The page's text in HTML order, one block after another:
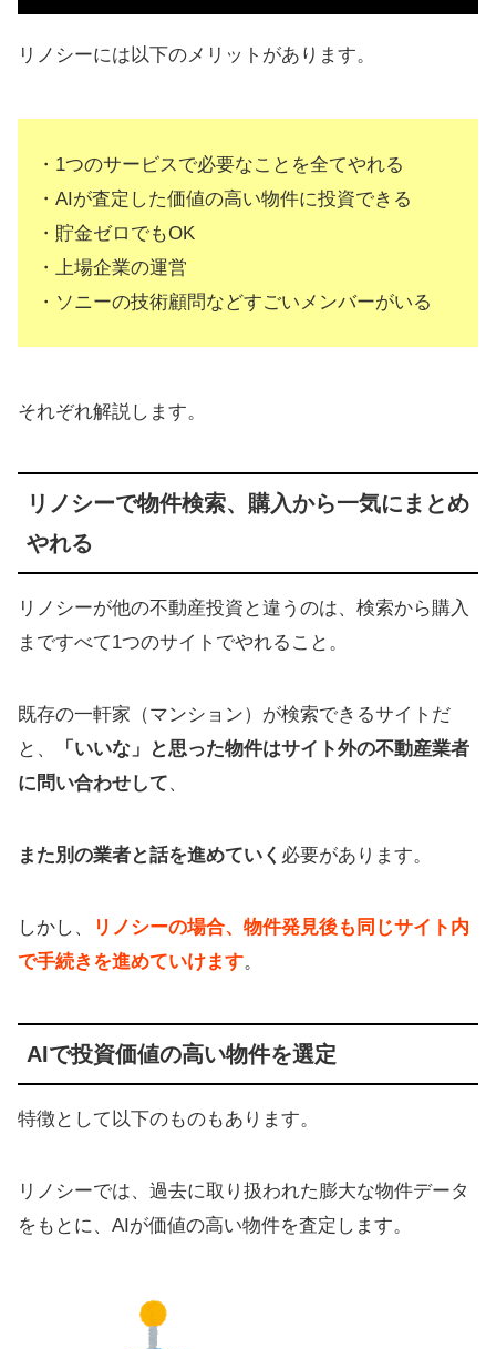
リノシーには以下のメリットがあります。
・1つのサービスで必要なことを全てやれる
・AIが査定した価値の高い物件に投資できる
・貯金ゼロでもOK
・上場企業の運営
・ソニーの技術顧問などすごいメンバーがいる
それぞれ解説します。
リノシーで物件検索、購入から一気にまとめ
やれる
リノシーが他の不動産投資と違うのは、検索から購入
まですべて1つのサイトでやれること。
既存の一軒家（マンション）が検索できるサイトだ
と、
「いいな」と思った物件はサイト外の不動産業者
に問い合わせして、
また別の業者と話を進めていく 必要があります。
しかし、
リノシーの場合、物件発見後も同じサイト内
で手続きを進めていけます。
AIで投資価値の高い物件を選定
特徴として以下のものもあります。
リノシーでは、過去に取り扱われた膨大な物件データ
をもとに、AIが価値の高い物件を査定します。